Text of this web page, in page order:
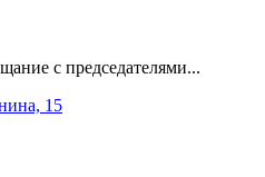
с председателями...
15